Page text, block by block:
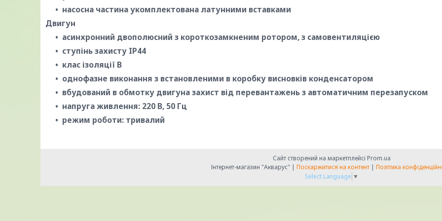
насосна частина укомплектована латунними вставками
Двигун
асинхронний двополюсний з короткозамкненим ротором, з самовентиляцією
ступінь захисту IP44
клас ізоляції В
однофазне виконання з встановленими в коробку висновків конденсатором
вбудований в обмотку двигуна захист від перевантажень з автоматичним перезапуском
напруга живлення: 220 В, 50 Гц
режим роботи: тривалий
Сайт створений на маркетплейсі Prom.ua
Інтернет-магазин "Акварус" | Поскаржитися на контент | Політика
Select Language ▼